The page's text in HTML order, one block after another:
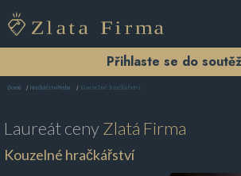
Přihlaste se do
Domů Hračkářství Praha Kouzelné hračkářství
Laureát cenyZlatá Firma
Kouzelné hračkářství